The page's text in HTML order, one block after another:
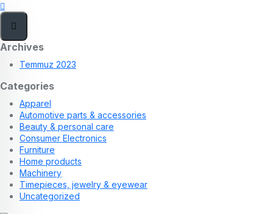
Archives
Temmuz 2023
Categories
Apparel
Automotive parts & accessories
Beauty & personal care
Consumer Electronics
Furniture
Home products
Machinery
Timepieces, jewelry & eyewear
Uncategorized